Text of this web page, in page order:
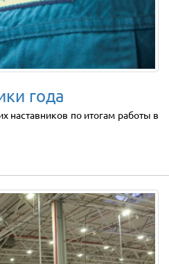
года
наставников по итогам работы в